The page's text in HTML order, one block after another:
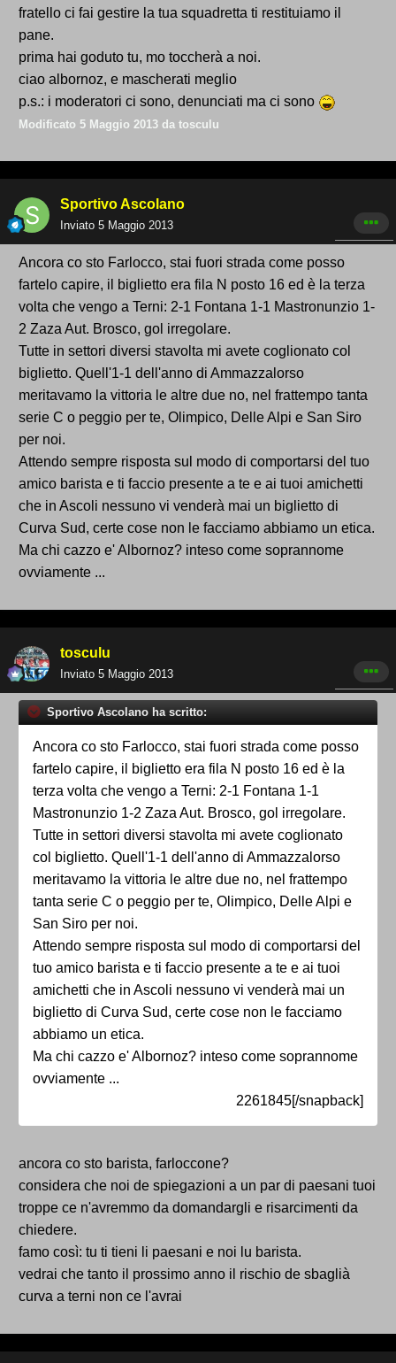
fratello ci fai gestire la tua squadretta ti restituiamo il
pane.
prima hai goduto tu, mo toccherà a noi.
ciao albornoz, e mascherati meglio
p.s.: i moderatori ci sono, denunciati ma ci sono
Modificato 5 Maggio 2013 da tosculu
Sportivo Ascolano
Inviato 5 Maggio 2013
Ancora co sto Farlocco, stai fuori strada come posso
fartelo capire, il biglietto era fila N posto 16 ed è la terza
volta che vengo a Terni: 2-1 Fontana 1-1 Mastronunzio 1-
2 Zaza Aut. Brosco, gol irregolare.
Tutte in settori diversi stavolta mi avete coglionato col
biglietto. Quell'1-1 dell'anno di Ammazzalorso
meritavamo la vittoria le altre due no, nel frattempo tanta
serie C o peggio per te, Olimpico, Delle Alpi e San Siro
per noi.
Attendo sempre risposta sul modo di comportarsi del tuo
amico barista e ti faccio presente a te e ai tuoi amichetti
che in Ascoli nessuno vi venderà mai un biglietto di
Curva Sud, certe cose non le facciamo abbiamo un etica.
Ma chi cazzo e' Albornoz? inteso come soprannome
ovviamente ...
tosculu
Inviato 5 Maggio 2013
Sportivo Ascolano ha scritto:
Ancora co sto Farlocco, stai fuori strada come posso
fartelo capire, il biglietto era fila N posto 16 ed è la
terza volta che vengo a Terni: 2-1 Fontana 1-1
Mastronunzio 1-2 Zaza Aut. Brosco, gol irregolare.
Tutte in settori diversi stavolta mi avete coglionato
col biglietto. Quell'1-1 dell'anno di Ammazzalorso
meritavamo la vittoria le altre due no, nel frattempo
tanta serie C o peggio per te, Olimpico, Delle Alpi e
San Siro per noi.
Attendo sempre risposta sul modo di comportarsi del
tuo amico barista e ti faccio presente a te e ai tuoi
amichetti che in Ascoli nessuno vi venderà mai un
biglietto di Curva Sud, certe cose non le facciamo
abbiamo un etica.
Ma chi cazzo e' Albornoz? inteso come soprannome
ovviamente ...
2261845[/snapback]
ancora co sto barista, farloccone?
considera che noi de spiegazioni a un par di paesani tuoi
troppe ce n'avremmo da domandargli e risarcimenti da
chiedere.
famo così: tu ti tieni li paesani e noi lu barista.
vedrai che tanto il prossimo anno il rischio de sbaglià
curva a terni non ce l'avrai